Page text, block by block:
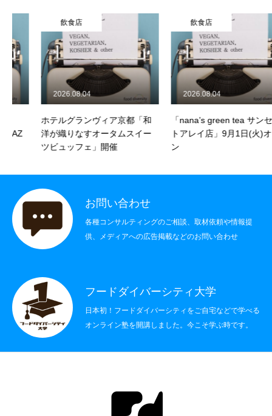
ジャーナル
食品関連
飲食店
製品情報
旅行関連
その他
書籍情報
ホテルグランヴィア京都「和
洋が織りなすオータムスイー
ツビュッフェ」開催
2026.08.04
「nana’s green tea サンセッ
トアレイ店」9月1日(火)オープ
2026.08.04
お問い合わせ
各種コンサルティングのご相談、取材依頼や情報提
供、メディアへの広告掲載などのお問い合わせ
フードダイバーシティ大学
日本初！フードダイバーシティをご自宅などで学べる
オンライン塾を開講しました。今こそ学ぶ時です。